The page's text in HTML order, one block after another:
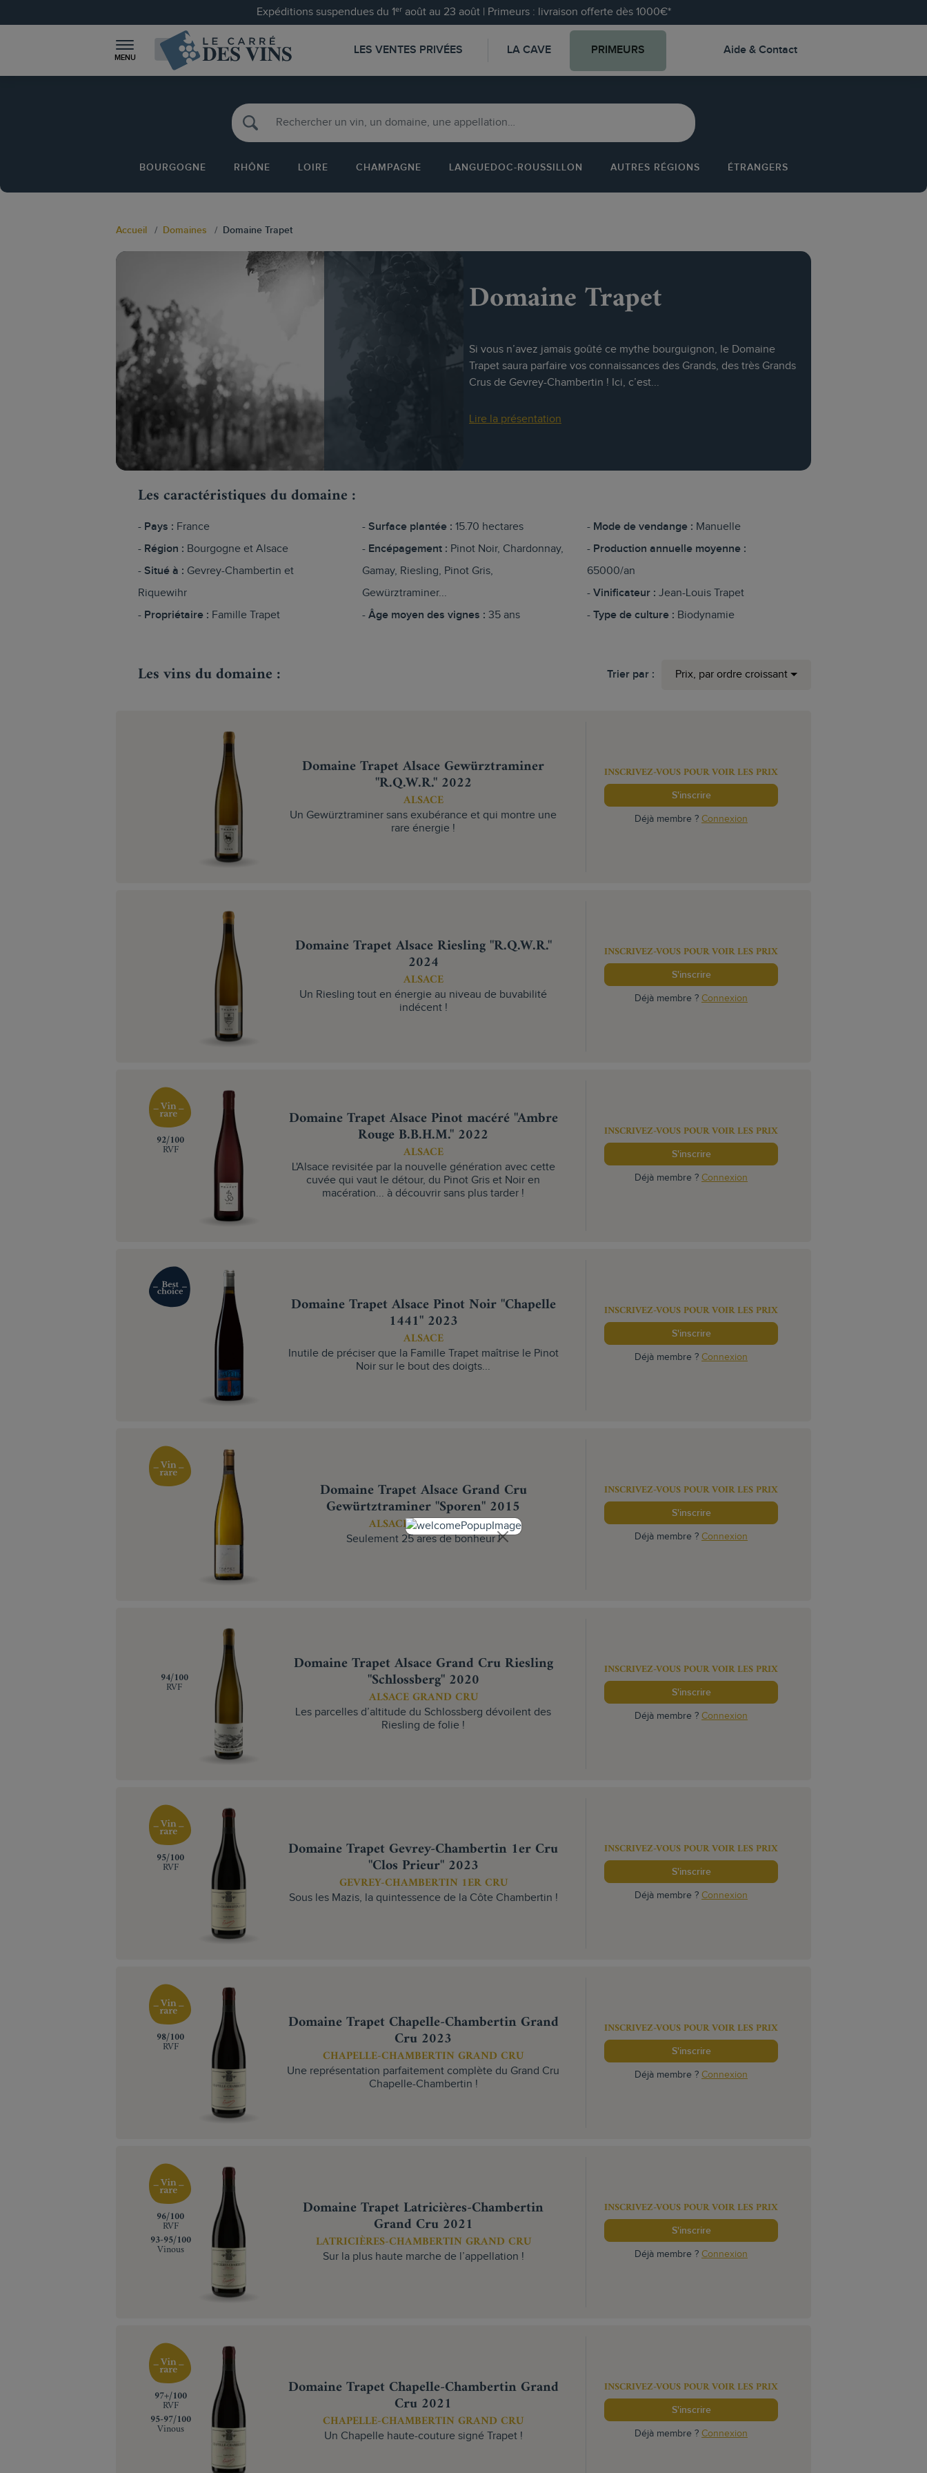
Expéditions suspendues du 1ᵉʳ août au 23 août | Primeurs : livraison offerte dès 1000€*
MENU
LES VENTES PRIVÉES LA CAVE PRIMEURS Aide & Contact
BOURGOGNE RHÔNE LOIRE CHAMPAGNE LANGUEDOC-ROUSSILLON AUTRES RÉGIONS ÉTRANGERS
Accueil Domaines Domaine Trapet
Domaine Trapet
Si vous n’avez jamais goûté ce mythe bourguignon, le Domaine
Trapet saura parfaire vos connaissances des Grands, des très Grands
Crus de Gevrey-Chambertin ! Ici, c’est...
Lire la présentation
Les caractéristiques du domaine :
Pays : France
Région : Bourgogne et Alsace
Situé à :
Riquewihr
Propriétaire : Famille Trapet
Surface plantée : 15.70 hectares
Encépagement :
Gamay, Riesling, Pinot Gris,
Gewürztraminer...
Âge moyen des vignes : 35 ans
Mode de vendange : Manuelle
Production annuelle moyenne :
65000/an
Vinificateur : Jean-Louis Trapet
Type de culture : Biodynamie
Les vins du domaine : Trier par : Prix, par ordre croissant
Domaine Trapet Alsace Gewürztraminer
"R.Q.W.R." 2022
ALSACE
Un Gewürztraminer sans exubérance et qui montre une
rare énergie !
INSCRIVEZ-VOUS POUR VOIR LES PRIX
S'inscrire
Déjà membre ? Connexion
Domaine Trapet Alsace Riesling "R.Q.W.R."
2024
ALSACE
Un Riesling tout en énergie au niveau de buvabilité
indécent !
INSCRIVEZ-VOUS POUR VOIR LES PRIX
S'inscrire
Déjà membre ? Connexion
‍92/100
RVF
Domaine Trapet Alsace Pinot macéré "Ambre
Rouge B.B.H.M." 2022
ALSACE
L'Alsace revisitée par la nouvelle génération avec cette
cuvée qui vaut le détour, du Pinot Gris et Noir en
macération... à découvrir sans plus tarder !
INSCRIVEZ-VOUS POUR VOIR LES PRIX
S'inscrire
Déjà membre ? Connexion
Domaine Trapet Alsace Pinot Noir "Chapelle
1441" 2023
ALSACE
Inutile de préciser que la Famille Trapet maîtrise le Pinot
Noir sur le bout des doigts...
INSCRIVEZ-VOUS POUR VOIR LES PRIX
S'inscrire
Déjà membre ? Connexion
Domaine Trapet Alsace Grand Cru
Gewürtztraminer "Sporen" 2015
ALSACE GRAND CRU
Seulement 25 ares de bonheur !
INSCRIVEZ-VOUS POUR VOIR LES PRIX
S'inscrire
Déjà membre ? Connexion
‍94/100
RVF
Domaine Trapet Alsace Grand Cru Riesling
"Schlossberg" 2020
ALSACE GRAND CRU
Les parcelles d’altitude du Schlossberg dévoilent des
Riesling de folie !
INSCRIVEZ-VOUS POUR VOIR LES PRIX
S'inscrire
Déjà membre ? Connexion
‍95/100
RVF
Domaine Trapet Gevrey-Chambertin 1er Cru
"Clos Prieur" 2023
GEVREY-CHAMBERTIN 1ER CRU
Sous les Mazis, la quintessence de la Côte Chambertin !
INSCRIVEZ-VOUS POUR VOIR LES PRIX
S'inscrire
Déjà membre ? Connexion
‍98/100
RVF
Domaine Trapet Chapelle-Chambertin Grand
Cru 2023
CHAPELLE-CHAMBERTIN GRAND CRU
Une représentation parfaitement complète du Grand Cru
Chapelle-Chambertin !
INSCRIVEZ-VOUS POUR VOIR LES PRIX
S'inscrire
Déjà membre ? Connexion
‍96/100
RVF
‍93-95/100
Vinous
Domaine Trapet Latricières-Chambertin
Grand Cru 2021
LATRICIÈRES-CHAMBERTIN GRAND CRU
Sur la plus haute marche de l’appellation !
INSCRIVEZ-VOUS POUR VOIR LES PRIX
S'inscrire
Déjà membre ? Connexion
‍97+/100
RVF
‍95-97/100
Vinous
Domaine Trapet Chapelle-Chambertin Grand
Cru 2021
CHAPELLE-CHAMBERTIN GRAND CRU
Un Chapelle haute-couture signé Trapet !
INSCRIVEZ-VOUS POUR VOIR LES PRIX
S'inscrire
Déjà membre ? Connexion